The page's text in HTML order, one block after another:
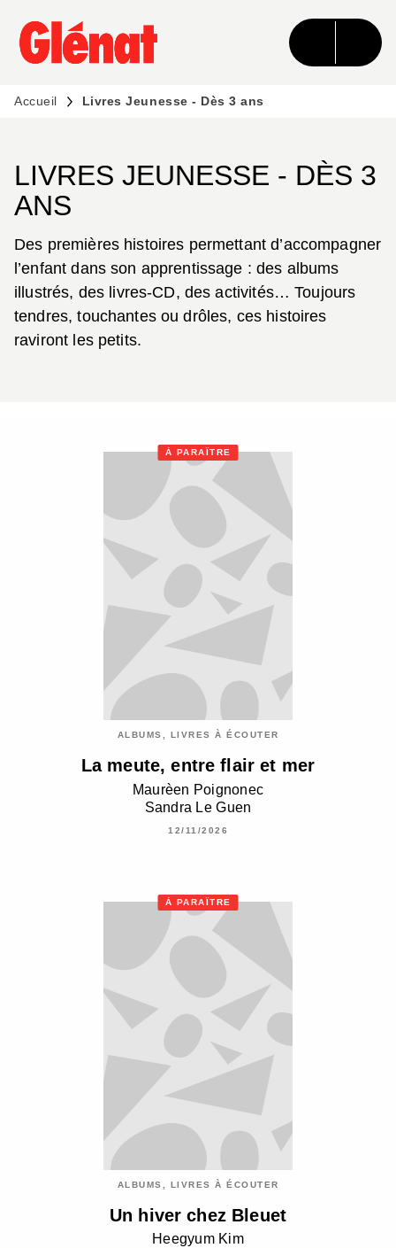
MENU RECHERCHE CONTENU
PIED DE PAGE
Accueil Livres Jeunesse - Dès 3 ans
LIVRES JEUNESSE - DÈS 3
ANS
Des premières histoires permettant d’accompagner
l’enfant dans son apprentissage : des albums
illustrés, des livres-CD, des activités… Toujours
tendres, touchantes ou drôles, ces histoires
raviront les petits.
À PARAÎTRE
ALBUMS, LIVRES À ÉCOUTER
La meute, entre flair et mer
Maurèen Poignonec
Sandra Le Guen
12/11/2026
À PARAÎTRE
ALBUMS, LIVRES À ÉCOUTER
Un hiver chez Bleuet
Heegyum Kim